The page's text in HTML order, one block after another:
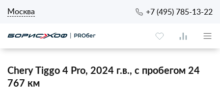
Москва +7 (495) 785-13-22
Chery Tiggo 4 Pro, 2024 г.в., с пробегом 24
767 км